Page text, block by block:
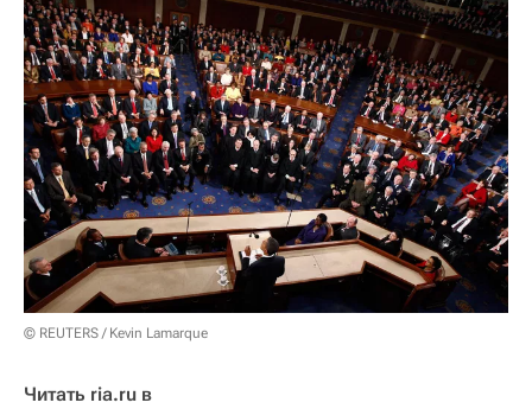
© REUTERS / Kevin Lamarque
Читать ria.ru в